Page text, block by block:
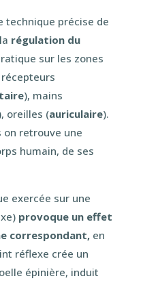
technique précise de
régulation du
sur les zones
), mains
oreilles (auriculaire).
on retrouve une
humain, de ses
exercée sur une
provoque un effet
correspondant, en
réflexe crée un
épinière, induit